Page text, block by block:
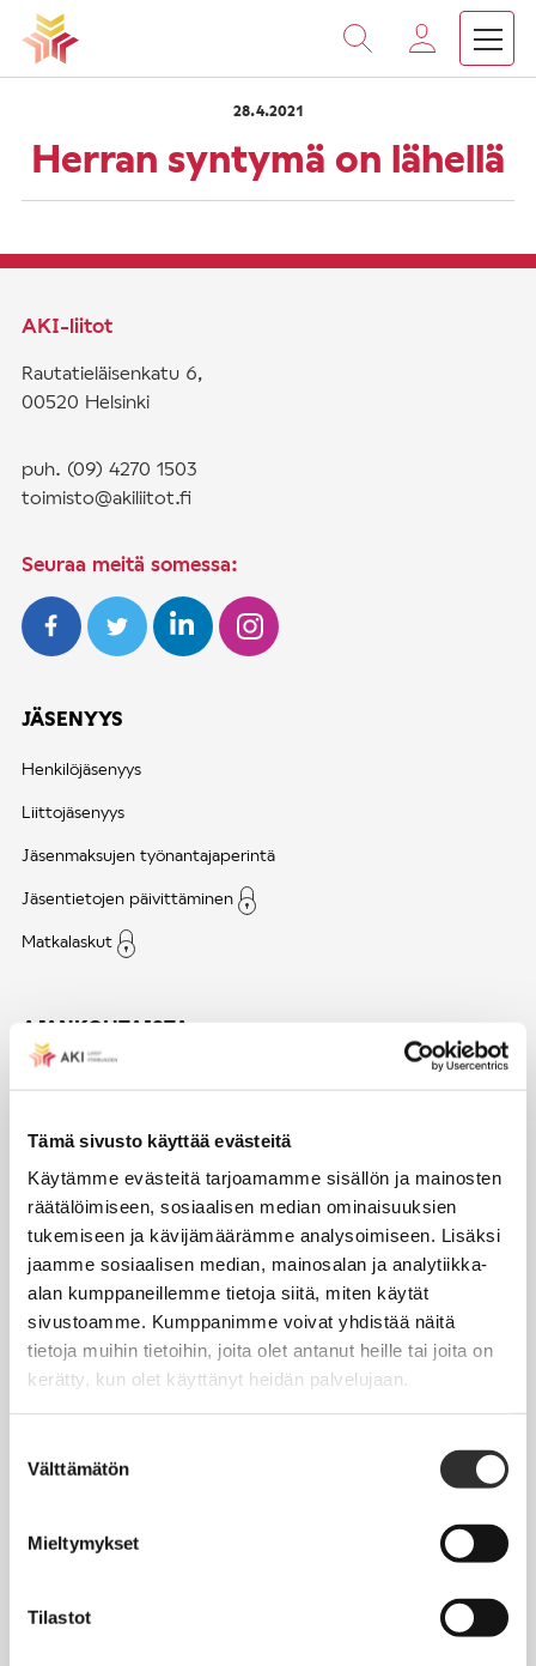
Tämä sivusto käyttää evästeitä
Käytämme evästeitä tarjoamamme sisällön ja mainosten
räätälöimiseen, sosiaalisen median ominaisuuksien
tukemiseen ja kävijämäärämme analysoimiseen. Lisäksi
jaamme sosiaalisen median, mainosalan ja analytiikka-
alan kumppaneillemme tietoja siitä, miten käytät
sivustoamme. Kumppanimme voivat yhdistää näitä
tietoja muihin tietoihin, joita olet antanut heille tai joita on
kerätty, kun olet käyttänyt heidän palvelujaan.
valinta
Välttämätön
Mieltymykset
Tilastot
Vieritä
sisältöön
Etusivu Herran syntymä on lähellä
28.4.2021
Herran syntymä on lähellä
AKI-liitot
Rautatieläisenkatu 6,
00520 Helsinki
puh. (09) 4270 1503
toimisto@akiliitot.fi
Seuraa meitä somessa:
JÄSENYYS
Henkilöjäsenyys
Liittojäsenyys
Jäsenmaksujen työnantajaperintä
Jäsentietojen päivittäminen
Matkalaskut
AJANKOHTAISTA
Crux-lehti
JOBI
TYÖELÄMÄOPAS
Työnhaku
KirVESTES 2025-2028, KJTES sekä muut työ- ja
Palkkaus